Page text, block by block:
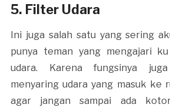
5. Filter Udara
Ini juga salah satu yang sering
punya teman yang mengajari
udara. Karena fungsinya
menyaring udara yang masuk ke
agar jangan sampai ada